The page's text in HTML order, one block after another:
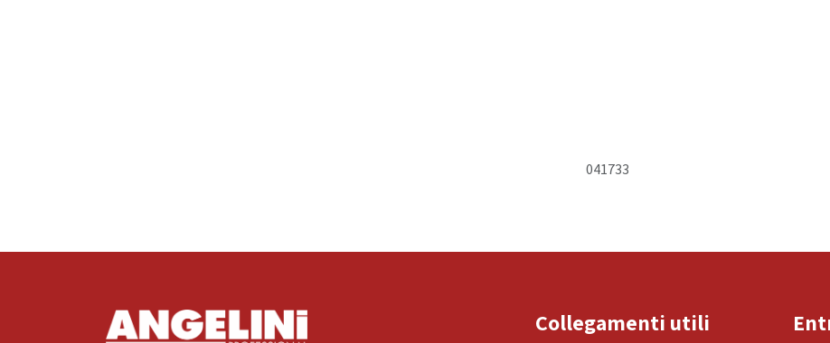
041733
Collegamenti utili